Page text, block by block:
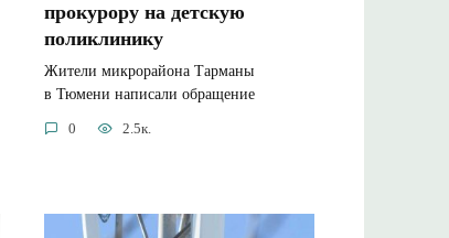
прокурору на детскую
поликлинику
Жители микрорайона Тарманы
в Тюмени написали обращение
0 2.5к.